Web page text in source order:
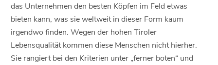
das Unternehmen den besten Köpfen im Feld etwas
bieten kann, was sie weltweit in dieser Form kaum
irgendwo finden. Wegen der hohen Tiroler
Lebensqualität kommen diese Menschen nicht hierher.
Sie rangiert bei den Kriterien unter „ferner boten“ und